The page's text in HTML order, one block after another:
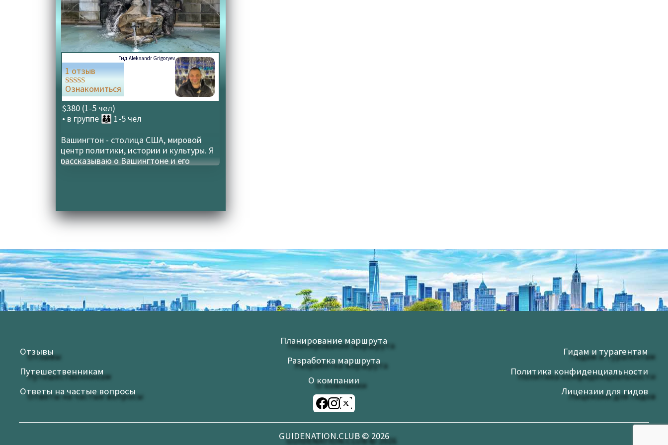
Гид:Aleksandr Grigoryev
$380 (1-5 чел)
• в группе 👪 1-5 чел
1 отзыв
Оценка
5.00
из 5
Ознакомиться
Вашингтон - столица США, мировой
центр политики, истории и культуры. Я
рассказываю о Вашингтоне и его
Отзывы
Путешественникам
Ответы на частые вопросы
Планирование маршрута
Разработка маршрута
О компании
Гидам и турагентам
Политика конфиденциальности
Лицензии для гидов
GUIDENATION.CLUB ©2026